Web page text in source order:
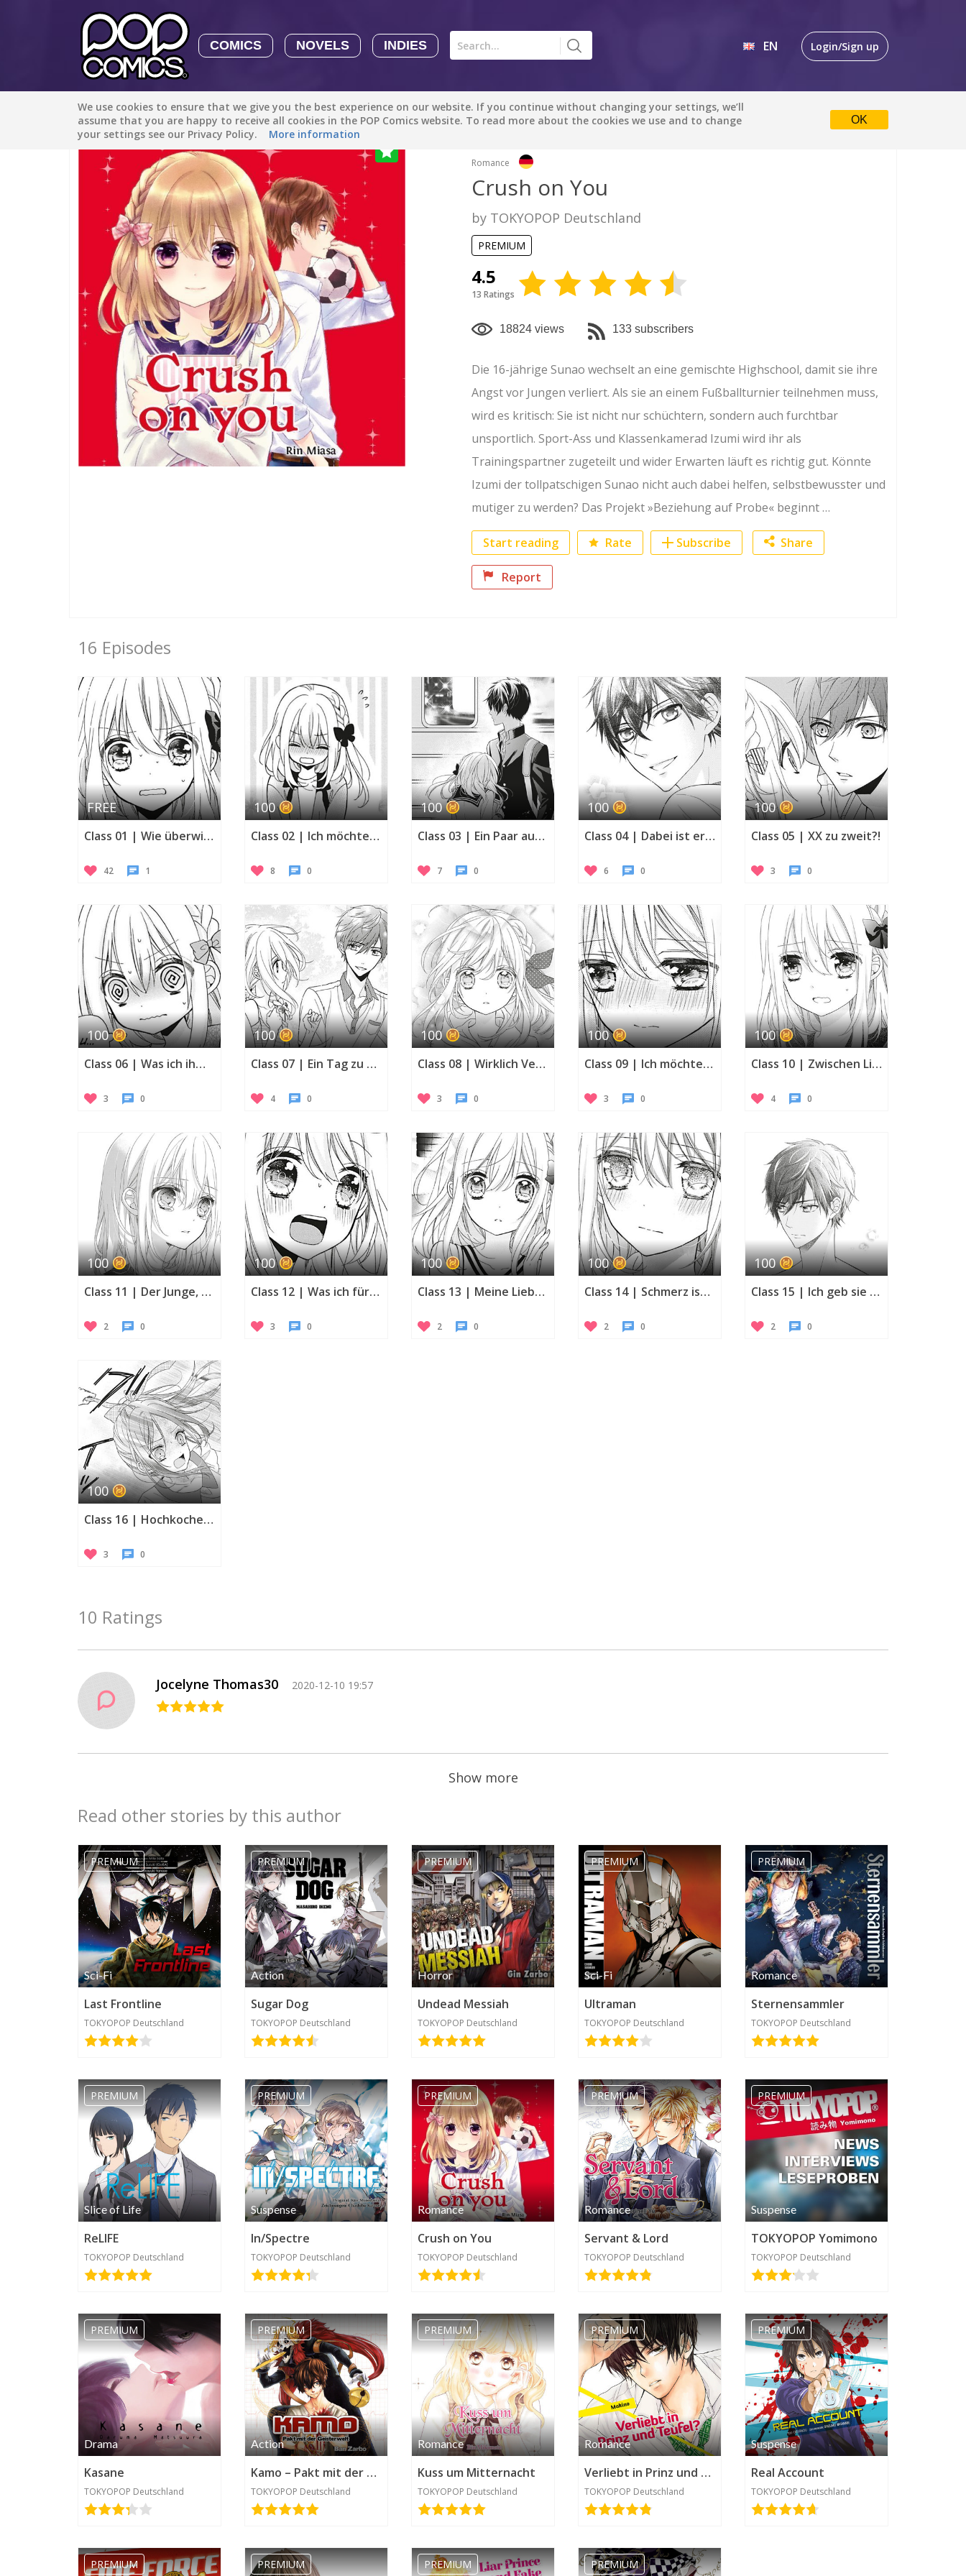
COMICS NOVELS INDIES
Manga Tutorials with Sophie-chan
Sophie-chan
PREMIUM
Beauty and The Beast - The Beast's Tale (Disney Manga)
Disney Manga
PREMIUM
show more
EN Login/Sign up
We use cookies to ensure that we give you the best experience on our website. If you continue without changing your settings, we’ll
assume that you are happy to receive all cookies in the POP Comics website. To read more about the cookies we use and to change
your settings see our Privacy Policy.
More information
OK
All stories / Romance / Crush on You
Romance
Crush on You
by TOKYOPOP Deutschland
PREMIUM
4.5
13 Ratings
18824 views 133 subscribers
Die 16-jährige Sunao wechselt an eine gemischte Highschool, damit sie ihre
Angst vor Jungen verliert. Als sie an einem Fußballturnier teilnehmen muss,
wird es kritisch: Sie ist nicht nur schüchtern, sondern auch furchtbar
unsportlich. Sport-Ass und Klassenkamerad Izumi wird ihr als
Trainingspartner zugeteilt und wider Erwarten läuft es richtig gut. Könnte
Izumi der tollpatschigen Sunao nicht auch dabei helfen, selbstbewusster und
mutiger zu werden? Das Projekt »Beziehung auf Probe« beginnt …
Start reading Subscribe
Rate Share
Report
16 Episodes
FREE
Class 01 | Wie überwinde ich meine Furcht?
42 1
100
Class 02 | Ich möchte mich ändern!
8 0
100
Class 03 | Ein Paar auf Probe ...?
7 0
100
Class 04 | Dabei ist er ein Junge ...
6 0
100
Class 05 | XX zu zweit?!
3 0
100
Class 06 | Was ich ihm sagen möchte
3 0
100
Class 07 | Ein Tag zu zweit
4 0
100
Class 08 | Wirklich Verliebt
3 0
100
Class 09 | Ich möchte dir näherkommen
3 0
100
Class 10 | Zwischen Liebe und Freundschaft
4 0
100
Class 11 | Der Junge, den ich liebe, liebt
2 0
100
Class 12 | Was ich für dich tun kann
3 0
100
Class 13 | Meine Liebe, deine Liebe
2 0
100
Class 14 | Schmerz ist ansteckend
2 0
100
Class 15 | Ich geb sie nicht auf!
2 0
100
Class 16 | Hochkochende Emotionen
3 0
10 Ratings
Jocelyne Thomas30 2020-12-10 19:57
Mây..!!:3
2020-11-25
05:53
Kamakiri
Ich fand den
ersten Band
sehr cool
und
spannend,
finde es
aber
schade,dass
nicht alle
sind^^
liaschnuffel50
2020-06-05 15:58
Schade nur das
kostenlos lesen
kann aber die
Show more
Read other stories by this author
PREMIUM
Sci-Fi
Last Frontline
TOKYOPOP Deutschland
PREMIUM
Action
Sugar Dog
TOKYOPOP Deutschland
PREMIUM
Horror
Undead Messiah
TOKYOPOP Deutschland
PREMIUM
Sci-Fi
Ultraman
TOKYOPOP Deutschland
PREMIUM
Romance
Sternensammler
TOKYOPOP Deutschland
PREMIUM
Slice of Life
ReLIFE
TOKYOPOP Deutschland
PREMIUM
Suspense
In/Spectre
TOKYOPOP Deutschland
PREMIUM
Romance
Crush on You
TOKYOPOP Deutschland
PREMIUM
Romance
Servant & Lord
TOKYOPOP Deutschland
PREMIUM
Suspense
TOKYOPOP Yomimono
TOKYOPOP Deutschland
PREMIUM
Drama
Kasane
TOKYOPOP Deutschland
PREMIUM
Action
Kamo – Pakt mit der Geisterwelt
TOKYOPOP Deutschland
PREMIUM
Romance
Kuss um Mitternacht
TOKYOPOP Deutschland
PREMIUM
Romance
Verliebt in Prinz und Teufel?
TOKYOPOP Deutschland
PREMIUM
Suspense
Real Account
TOKYOPOP Deutschland
PREMIUM PREMIUM PREMIUM PREMIUM